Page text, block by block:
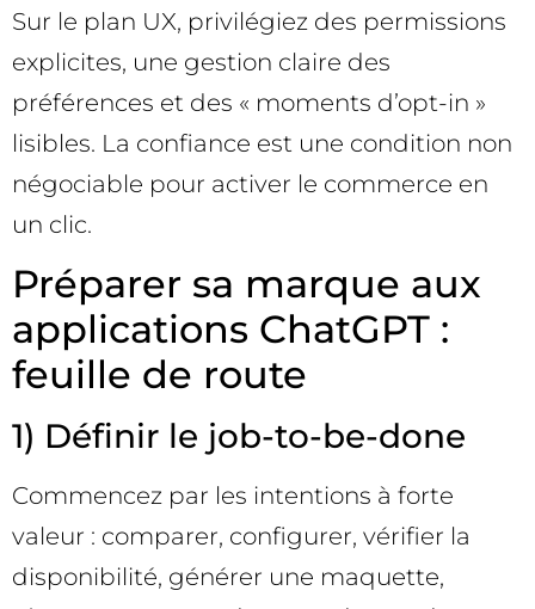
Sur le plan UX, privilégiez des permissions
explicites, une gestion claire des
préférences et des « moments d’opt-in »
lisibles. La confiance est une condition non
négociable pour activer le commerce en
un clic.
Préparer sa marque aux
applications ChatGPT :
feuille de route
1) Définir le job-to-be-done
Commencez par les intentions à forte
valeur : comparer, configurer, vérifier la
disponibilité, générer une maquette,